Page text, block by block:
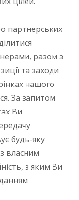
партнерських
разом з
та заходи
нашого
За запитом
Ви
будь-яку
власним
з яким Ви